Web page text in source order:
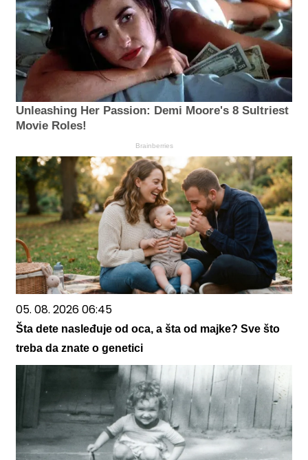
Unleashing Her Passion: Demi Moore's 8 Sultriest
Movie Roles!
Brainberries
05. 08. 2026 06:45
Šta dete nasleđuje od oca, a šta od majke? Sve što
treba da znate o genetici